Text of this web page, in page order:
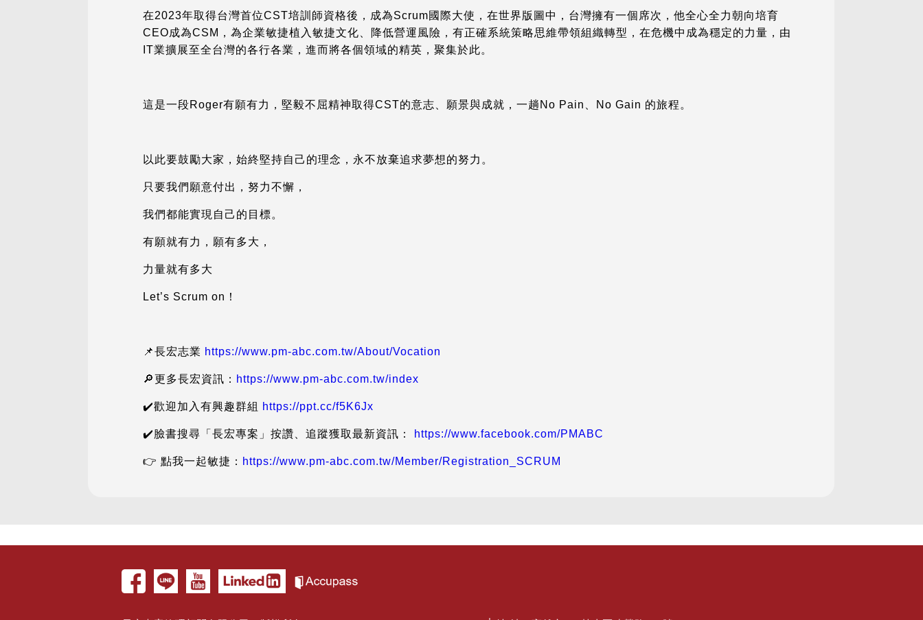
在2023年取得台灣首位CST培訓師資格後，成為Scrum國際大使，在世界版圖中，台灣擁有一個席次，他全心全力朝向培育
CEO成為CSM，為企業敏捷植入敏捷文化、降低營運風險，有正確系統策略思維帶領組織轉型，在危機中成為穩定的力量，由
IT業擴展至全台灣的各行各業，進而將各個領域的精英，聚集於此。
這是一段Roger有願有力，堅毅不屈精神取得CST的意志、願景與成就，一趟No Pain、No Gain 的旅程。
以此要鼓勵大家，始終堅持自己的理念，永不放棄追求夢想的努力。
只要我們願意付出，努力不懈，
我們都能實現自己的目標。
有願就有力，願有多大，
力量就有多大
Let’s Scrum on！
📌長宏志業 https://www.pm-abc.com.tw/About/Vocation
🔎更多長宏資訊： https://www.pm-abc.com.tw/index
✔️歡迎加入有興趣群組 https://ppt.cc/f5K6Jx
✔️臉書搜尋「長宏專案」按讚、追蹤獲取最新資訊： https://www.facebook.com/PMABC
👉 點我一起敏捷： https://www.pm-abc.com.tw/Member/Registration_SCRUM